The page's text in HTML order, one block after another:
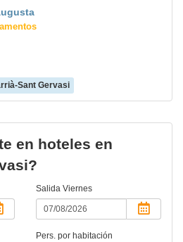
Sant Gervasi
en hoteles en
Salida Viernes
Pers. por habitación